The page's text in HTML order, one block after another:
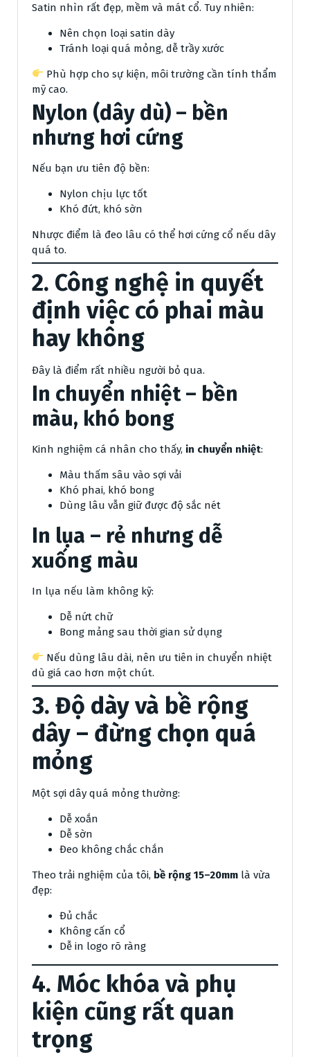
Satin nhìn rất đẹp, mềm và mát cổ. Tuy nhiên:
Nên chọn loại satin dày
Tránh loại quá mỏng, dễ trầy xước
Phù hợp cho sự kiện, môi trường cần tính thẩm
mỹ cao.
Nylon (dây dù) – bền
nhưng hơi cứng
Nếu bạn ưu tiên độ bền:
Nylon chịu lực tốt
Khó đứt, khó sờn
Nhược điểm là đeo lâu có thể hơi cứng cổ nếu dây
quá to.
2. Công nghệ in quyết
định việc có phai màu
hay không
Đây là điểm rất nhiều người bỏ qua.
In chuyển nhiệt – bền
màu, khó bong
Kinh nghiệm cá nhân cho thấy, in chuyển nhiệt:
Màu thấm sâu vào sợi vải
Khó phai, khó bong
Dùng lâu vẫn giữ được độ sắc nét
In lụa – rẻ nhưng dễ
xuống màu
In lụa nếu làm không kỹ:
Dễ nứt chữ
Bong mảng sau thời gian sử dụng
Nếu dùng lâu dài, nên ưu tiên in chuyển nhiệt
dù giá cao hơn một chút.
3. Độ dày và bề rộng
dây – đừng chọn quá
mỏng
Một sợi dây quá mỏng thường:
Dễ xoắn
Dễ sờn
Đeo không chắc chắn
Theo trải nghiệm của tôi, bề rộng 15–20mm là vừa
đẹp:
Đủ chắc
Không cấn cổ
Dễ in logo rõ ràng
4. Móc khóa và phụ
kiện cũng rất quan
trọng